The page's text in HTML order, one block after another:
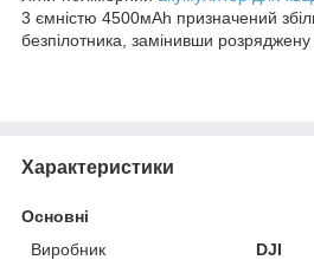
3 ємністю 4500мАh призначений
безпілотника, замінивши
Характеристики
Основні
Виробник
DJI